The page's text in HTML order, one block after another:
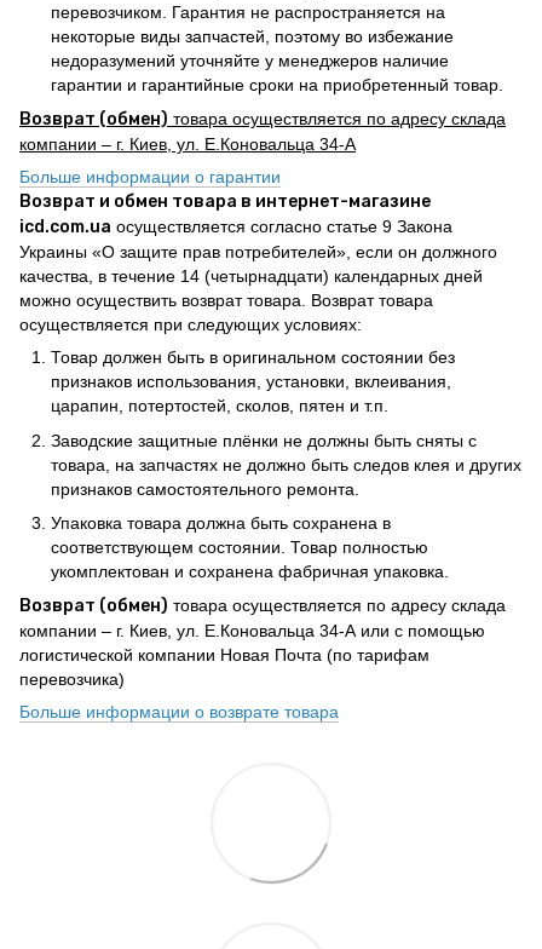
перевозчиком. Гарантия не распространяется на
некоторые виды запчастей, поэтому во избежание
недоразумений уточняйте у менеджеров наличие
гарантии и гарантийные сроки на приобретенный товар.
Возврат (обмен) товара осуществляется по адресу склада
компании – г. Киев, ул. Е.Коновальца 34-А
Больше информации о гарантии
Возврат и обмен товара в интернет-магазине
icd.com.ua осуществляется согласно статье 9 Закона
Украины «О защите прав потребителей», если он должного
качества, в течение 14 (четырнадцати) календарных дней
можно осуществить возврат товара. Возврат товара
осуществляется при следующих условиях:
Товар должен быть в оригинальном состоянии без
признаков использования, установки, вклеивания,
царапин, потертостей, сколов, пятен и т.п.
Заводские защитные плёнки не должны быть сняты с
товара, на запчастях не должно быть следов клея и других
признаков самостоятельного ремонта.
Упаковка товара должна быть сохранена в
соответствующем состоянии. Товар полностью
укомплектован и сохранена фабричная упаковка.
Возврат (обмен) товара осуществляется по адресу склада
компании – г. Киев, ул. Е.Коновальца 34-А или с помощью
логистической компании Новая Почта (по тарифам
перевозчика)
Больше информации о возврате товара